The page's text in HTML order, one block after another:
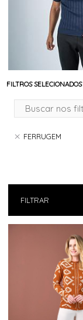
FILTROS SELECIONADOS
FERRUGEM
FILTRAR